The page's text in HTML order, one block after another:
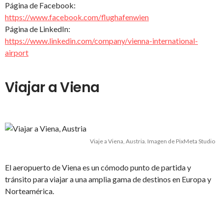
Página de Facebook:
https://www.facebook.com/flughafenwien
Página de LinkedIn:
https://www.linkedin.com/company/vienna-international-
airport
Viajar a Viena
Viaje a Viena, Austria. Imagen de PixMeta Studio
El aeropuerto de Viena es un cómodo punto de partida y
tránsito para viajar a una amplia gama de destinos en Europa y
Norteamérica.